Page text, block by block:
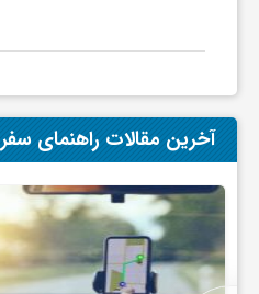
ت
آخرین مقالات راهنمای سفر